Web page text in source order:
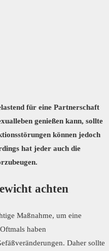
für eine Partnerschaft
genießen kann, sollte
können jedoch
hat jeder auch die
achten
Maßnahme, um eine
haben
Daher sollte